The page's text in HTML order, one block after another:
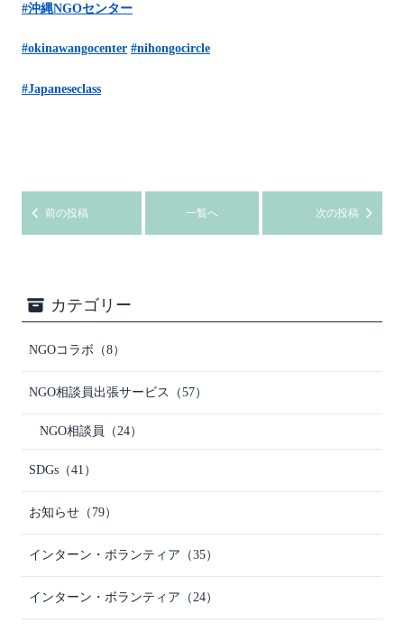
#沖縄NGOセンター
#okinawangocenter #nihongocircle
#Japaneseclass
前の投稿 一覧へ 次の投稿
カテゴリー
NGOコラボ （8）
NGO相談員出張サービス （57）
NGO相談員 （24）
SDGs （41）
お知らせ （79）
インターン・ボランティア （35）
インターン・ボランティア （24）